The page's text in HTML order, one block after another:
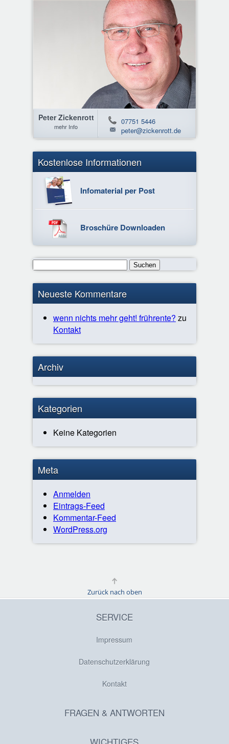
Peter Zickenrott
mehr Info
07751 5446
peter@zickenrott.de
Kostenlose Informationen
Infomaterial per Post
Broschüre Downloaden
Suchen
nach:
Neueste Kommentare
wenn nichts mehr geht! frührente? zu
Kontakt
Archiv
Kategorien
Keine Kategorien
Meta
Anmelden
Eintrags-Feed
Kommentar-Feed
WordPress.org
Zurück nach oben
SERVICE
Impressum
Datenschutzerklärung
Kontakt
FRAGEN & ANTWORTEN